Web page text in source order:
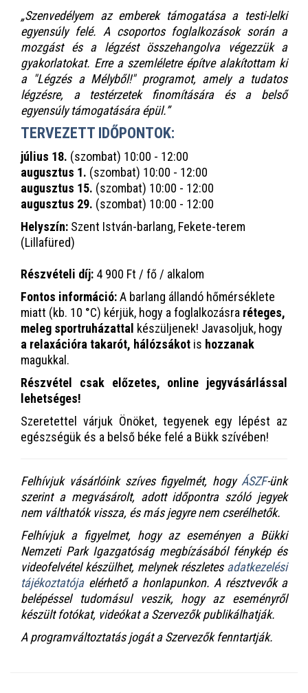
„Szenvedélyem az emberek támogatása a testi-lelki
egyensúly felé. A csoportos foglalkozások során a
mozgást és a légzést összehangolva végezzük a
gyakorlatokat. Erre a szemléletre építve alakítottam ki
a "Légzés a Mélyből!" programot, amely a tudatos
légzésre, a testérzetek finomítására és a belső
egyensúly támogatására épül.”
TERVEZETT IDŐPONTOK:
július 18. (szombat) 10:00 - 12:00
augusztus 1. (szombat) 10:00 - 12:00
augusztus 15. (szombat) 10:00 - 12:00
augusztus 29. (szombat) 10:00 - 12:00
Helyszín: Szent István-barlang, Fekete-terem
(Lillafüred)
Részvételi díj: 4 900 Ft / fő / alkalom
Fontos információ:A barlang állandó hőmérséklete
miatt (kb. 10 °C) kérjük, hogy a foglalkozásra réteges,
meleg sportruházattal készüljenek! Javasoljuk, hogy
a relaxációra takarót, hálózsákot is hozzanak
magukkal.
Részvétel csak előzetes, online jegyvásárlással
lehetséges!
Szeretettel várjuk Önöket, tegyenek egy lépést az
egészségük és a belső béke felé a Bükk szívében!
Felhívjuk vásárlóink szíves figyelmét, hogy ÁSZF-ünk
szerint a megvásárolt, adott időpontra szóló jegyek
nem válthatók vissza, és más jegyre nem cserélhetők.
Felhívjuk a figyelmet, hogy az eseményen a Bükki
Nemzeti Park Igazgatóság megbízásából fénykép és
videofelvétel készülhet, melynek részletes adatkezelési
tájékoztatójaelérhető a honlapunkon. A résztvevők a
belépéssel tudomásul veszik, hogy az eseményről
készült fotókat, videókat a Szervezők publikálhatják.
A programváltoztatás jogát a Szervezők fenntartják.